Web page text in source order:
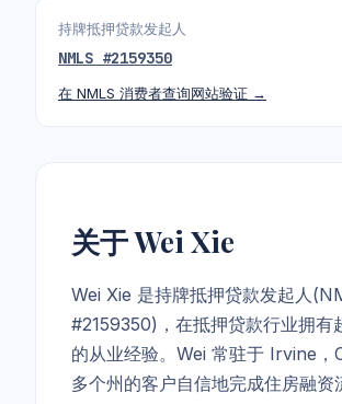
持牌抵押贷款发起人
NMLS #2159350
在 NMLS 消费者查询网站验证 →
关于 Wei Xie
Wei Xie 是持牌抵押贷款发起人
#2159350)，在抵押贷款行业拥有
的从业经验。Wei 常驻于 Irvine，
多个州的客户自信地完成住房融资